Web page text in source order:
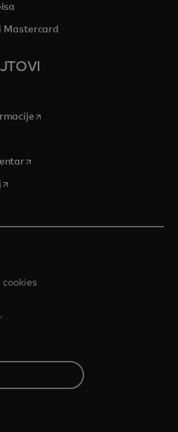
Mastercard
tab
opens in a new tab
in a new tab
opens in a new tab
opens in a new tab
cookies